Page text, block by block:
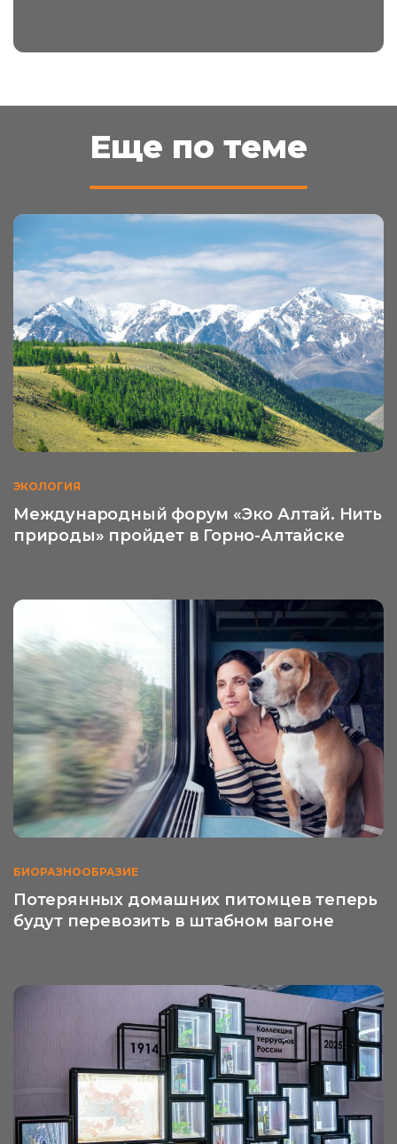
Еще по теме
ЭКОЛОГИЯ
Международный форум «Эко Алтай. Нить
природы» пройдет в Горно-Алтайске
БИОРАЗНООБРАЗИЕ
Потерянных домашних питомцев теперь
будут перевозить в штабном вагоне